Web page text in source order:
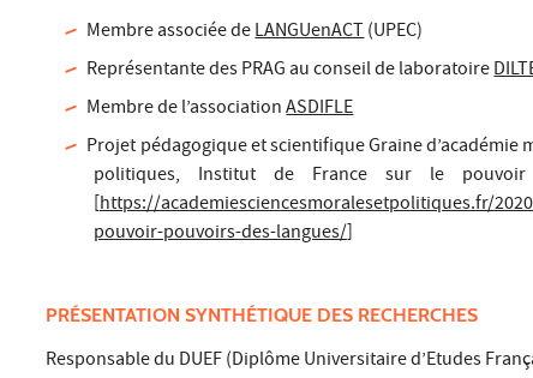
Membre associée deLANGUenACT(UPEC)
Représentante des PRAG au conseil de laboratoire
Membre de l’associationASDIFLE
Projet pédagogique et scientifique Graine d’académie
politiques, Institut de France sur le
[https://academiesciencesmoralesetpolitiques.fr/
pouvoir-pouvoirs-des-langues/]
PRÉSENTATION SYNTHÉTIQUE DES RECHERCHES
Responsable du DUEF (Diplôme Universitaire d’Etudes